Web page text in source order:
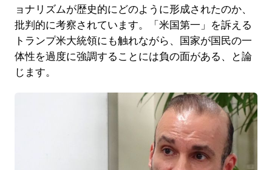
ョナリズムが歴史的にどのように形成されたのか、
批判的に考察されています。「米国第一」を訴える
トランプ米大統領にも触れながら、国家が国民の一
体性を過度に強調することには負の面がある、と論
じます。